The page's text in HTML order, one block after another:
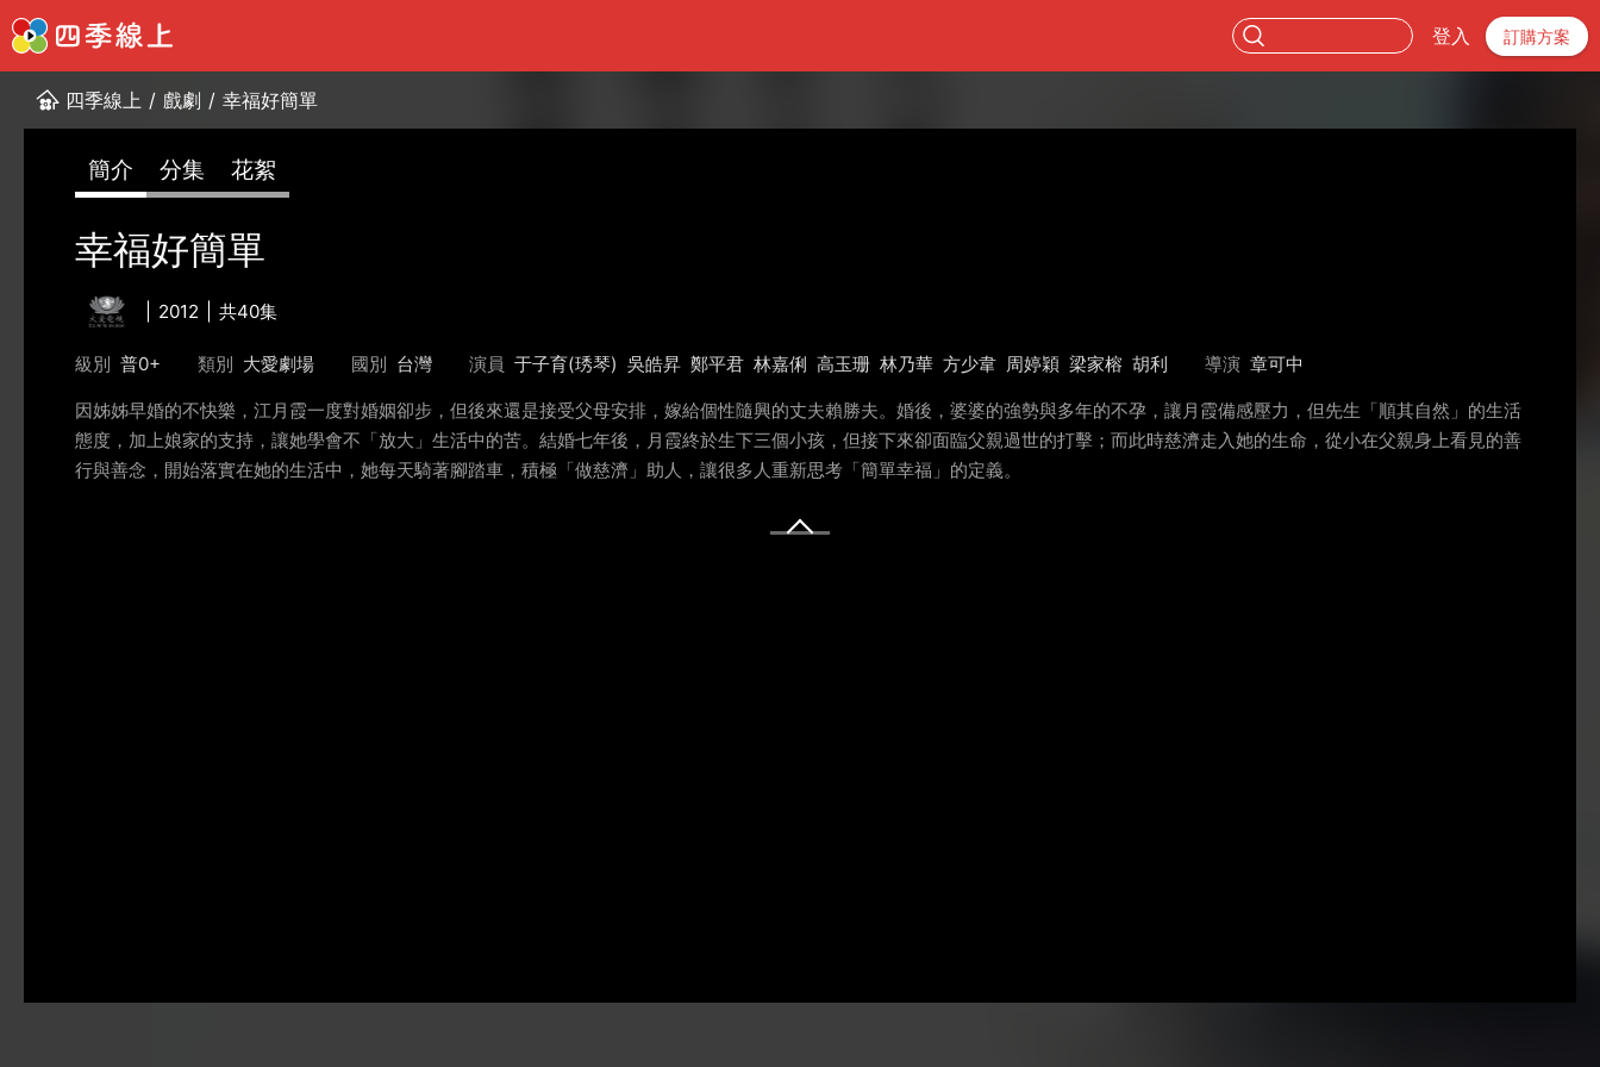
登入 訂購方案
四季線上 / 戲劇 / 幸福好簡單
簡介 分集 花絮
幸福好簡單
2012 共40集
級別 普0+ 類別 大愛劇場 國別 台灣 演員 于子育(琇琴) 吳皓昇 鄭平君 林嘉俐 高玉珊 林乃華 方少韋 周婷穎 梁家榕 胡利 導演 章可中
因姊姊早婚的不快樂，江月霞一度對婚姻卻步，但後來還是接受父母安排，嫁給個性隨興的丈夫賴勝夫。婚後，婆婆的強勢與多年的不孕，讓月霞備感壓力，但先生「順其自然」的生活
態度，加上娘家的支持，讓她學會不「放大」生活中的苦。結婚七年後，月霞終於生下三個小孩，但接下來卻面臨父親過世的打擊；而此時慈濟走入她的生命，從小在父親身上看見的善
行與善念，開始落實在她的生活中，她每天騎著腳踏車，積極「做慈濟」助人，讓很多人重新思考「簡單幸福」的定義。